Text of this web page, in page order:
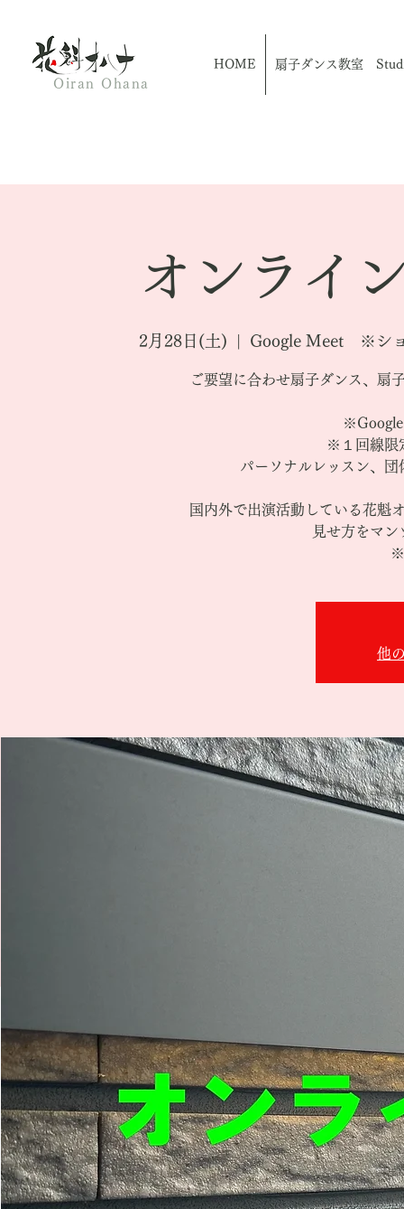
Oiran Ohana
HOME 扇子ダンス教室
オンライ
2月28日(土) Google Meet ※ショ
ご要望に合わせ扇子ダンス、扇
※Google
※１回線限
パーソナルレッスン、
国内外で出演活動している花魁
見せ方をマ
※
他